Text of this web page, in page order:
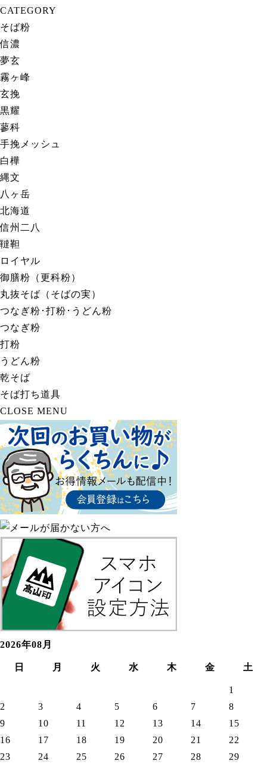
CATEGORY
そば粉
信濃
夢玄
霧ヶ峰
玄挽
黒耀
蓼科
手挽メッシュ
白樺
縄文
八ヶ岳
北海道
信州二八
韃靼
ロイヤル
御膳粉（更科粉）
丸抜そば（そばの実）
つなぎ粉･打粉･うどん粉
つなぎ粉
打粉
うどん粉
乾そば
そば打ち道具
CLOSE MENU
2026年08月
日 月 火 水 木 金 土
1
2
3 4 5 6 7
8
9
10 11 12 13 14
15
16
17 18 19 20 21
22
23
24 25 26 27 28 29